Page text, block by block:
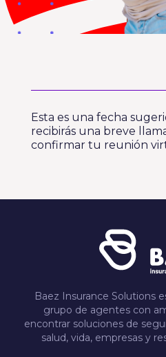
Esta es una fecha
recibirás una breve
confirmar tu reunión
Baez Insurance Solutions
grupo de agentes con
encontrar soluciones de
salud, vida, empresas y